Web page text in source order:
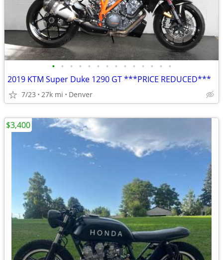
• • • • • • • • • • • • • •
2019 KTM Super Duke 1290 GT ***PRICE REDUCED***
7/23 27k mi Denver
$3,400